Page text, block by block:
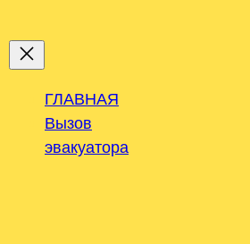
ГЛАВНАЯ
Вызов
эвакуатора